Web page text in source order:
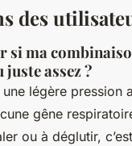
des
si ma
juste assez ?
légère pression
gêne
ou à déglutir,